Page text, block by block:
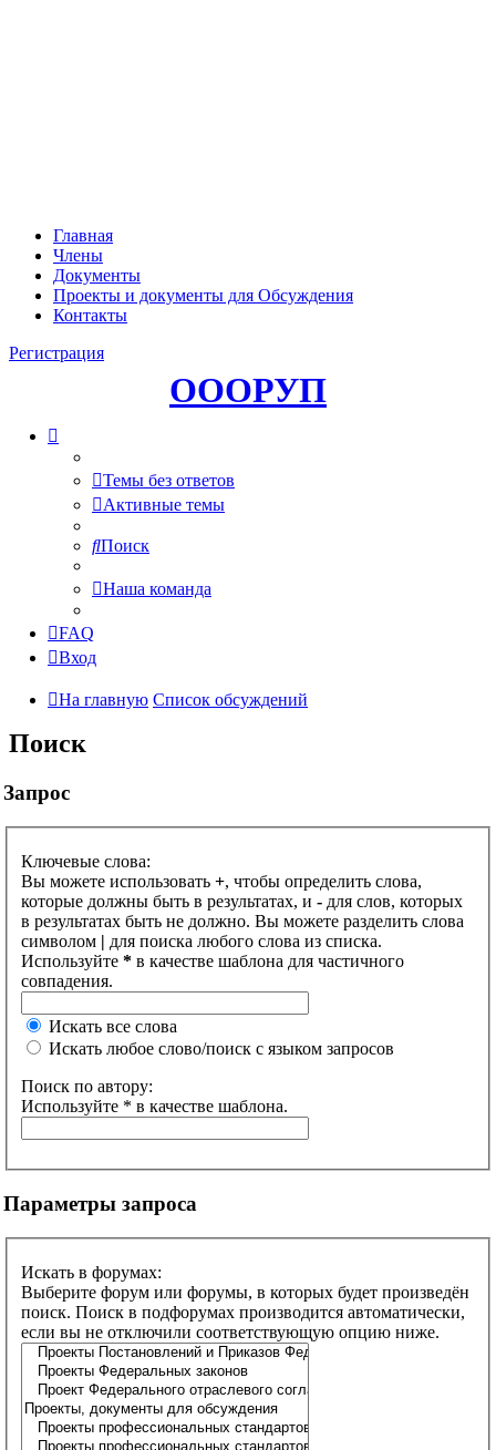
Главная
Члены
Документы
Проекты и документы для Обсуждения
Контакты
Регистрация
ОООРУП
Темы без ответов
Активные темы
Поиск
Наша команда
FAQ
Вход
На главную Список обсуждений
Поиск
Запрос
Ключевые слова:
Вы можете использовать +, чтобы определить слова,
которые должны быть в результатах, и - для слов, которых
в результатах быть не должно. Вы можете разделить слова
символом | для поиска любого слова из списка.
Используйте * в качестве шаблона для частичного
совпадения.
Искать все слова
Искать любое слово/поиск с языком запросов
Поиск по автору:
Используйте * в качестве шаблона.
Параметры запроса
Искать в форумах:
Выберите форум или форумы, в которых будет произведён
поиск. Поиск в подфорумах производится автоматически,
если вы не отключили соответствующую опцию ниже.